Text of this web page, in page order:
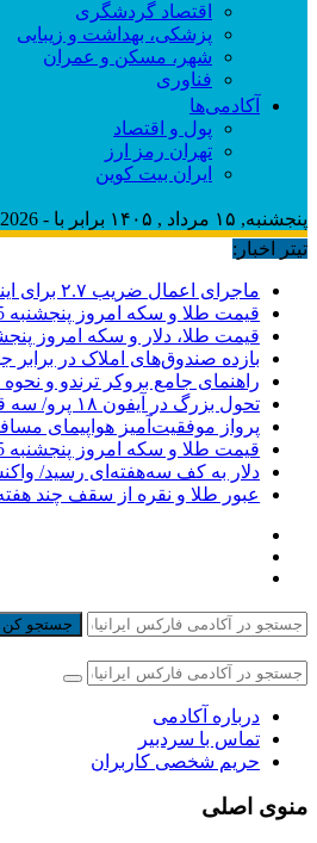
اقتصاد گردشگری
پزشکی، بهداشت و زیبایی
شهر، مسکن و عمران
فناوری
آکادمی‌ها
پول و اقتصاد
تهران رمز ارز
ایران بیت کوین
پنجشنبه, ۱۵ مرداد , ۱۴۰۵ برابر با - Thursday, 6 August , 2026
تیتر اخبار:
ماجرای اعمال ضریب ۲.۷ برای اینترنت بین‌الملل چیست؟
قیمت طلا و سکه امروز پنجشنبه 15مرداد/ تمام قیمت ها بر مدار افزایش + جدول
قیمت طلا، دلار و سکه امروز پنجشنبه 15مرداد/ افزایش قیمت
بازده صندوق‌های املاک در
راهنمای جامع بروکر ترندو و
تحول بزرگ در آیفون ۱۸ پرو/ سه قابلیت رویایی که بالاخره به حقیقت می‌پیوندند
پرواز موفقیت‌آمیز هواپیمای
قیمت طلا و سکه امروز پنجشنبه 15مرداد 1405/ افزایش همه قیمت ها + جدول
دلار به کف سه‌هفته‌ای رسید/
عبور طلا و نقره از سقف چند
جستجو کن
درباره آکادمی
تماس با سردبیر
حریم شخصی کاربران
منوی اصلی